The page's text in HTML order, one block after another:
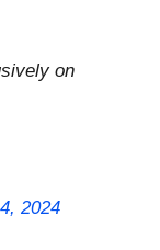
on
2024